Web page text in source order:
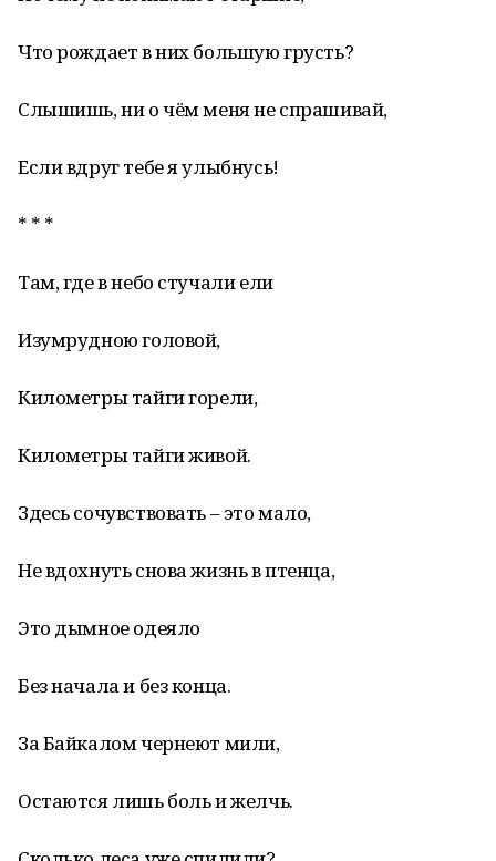
Что рождает в них большую грусть?
Слышишь, ни о чём меня не спрашивай,
Если вдруг тебе я улыбнусь!
* * *
Там, где в небо стучали ели
Изумрудною головой,
Километры тайги горели,
Километры тайги живой.
Здесь сочувствовать – это мало,
Не вдохнуть снова жизнь в птенца,
Это дымное одеяло
Без начала и без конца.
За Байкалом чернеют мили,
Остаются лишь боль и желчь.